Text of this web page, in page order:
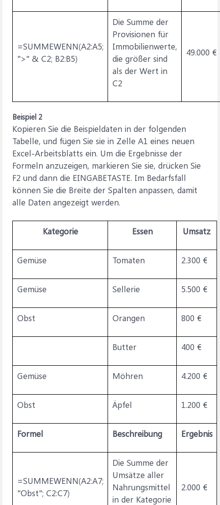
=SUMMEWENN(A2:A5;
">" & C2; B2:B5)
Die Summe der
Provisionen für
Immobilienwerte,
die größer sind
als der Wert in
C2
49.000 €
Beispiel 2
Kopieren Sie die Beispieldaten in der folgenden
Tabelle, und fügen Sie sie in Zelle A1 eines neuen
Excel-Arbeitsblatts ein. Um die Ergebnisse der
Formeln anzuzeigen, markieren Sie sie, drücken Sie
F2 und dann die EINGABETASTE. Im Bedarfsfall
können Sie die Breite der Spalten anpassen, damit
alle Daten angezeigt werden.
Kategorie Essen Umsatz
Gemüse Tomaten 2.300 €
Gemüse Sellerie 5.500 €
Obst Orangen 800 €
Butter 400 €
Gemüse Möhren 4.200 €
Obst Äpfel 1.200 €
Formel Beschreibung Ergebnis
=SUMMEWENN(A2:A7;
"Obst"; C2:C7)
Die Summe der
Umsätze aller
Nahrungsmittel
in der Kategorie
2.000 €